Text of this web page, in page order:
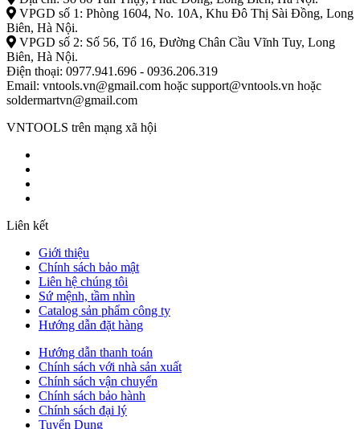
VPGD số 1: Phòng 1604, No. 10A, Khu Đô Thị Sài Đồng, Long
Biên, Hà Nội.
VPGD số 2: Số 56, Tổ 16, Đường Chân Cầu Vĩnh Tuy, Long
Biên, Hà Nội.
Điện thoại: 0977.941.696 - 0936.206.319
Email: vntools.vn@gmail.com hoặc support@vntools.vn hoặc
soldermartvn@gmail.com
VNTOOLS trên mạng xã hội
Liên kết
Giới thiệu
Chính sách bảo mật
Liên hệ chúng tôi
Sứ mệnh, tầm nhìn
Catalog sản phẩm công ty
Hướng dẫn đặt hàng
Hướng dẫn thanh toán
Chính sách với nhà sản xuất
Chính sách vận chuyển
Chính sách bảo hành
Chính sách đại lý
Tuyển Dụng